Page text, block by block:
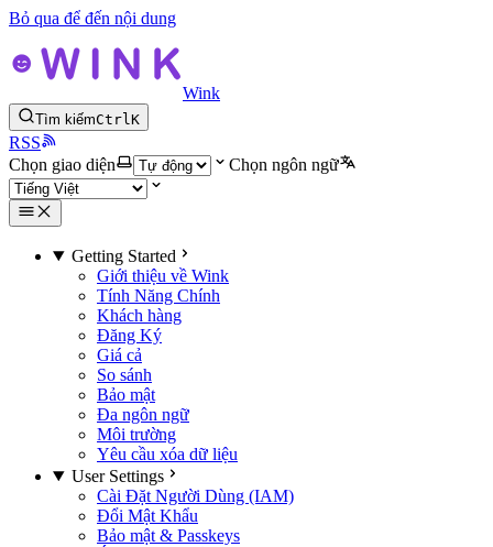
Bỏ qua để đến nội dung
Wink
Tìm kiếmCtrlK
RSS
Chọn giao diện
Chọn ngôn ngữ
Getting Started
Giới thiệu về Wink
Tính Năng Chính
Khách hàng
Đăng Ký
Giá cả
So sánh
Bảo mật
Đa ngôn ngữ
Môi trường
Yêu cầu xóa dữ liệu
User Settings
Cài Đặt Người Dùng (IAM)
Đổi Mật Khẩu
Bảo mật & Passkeys